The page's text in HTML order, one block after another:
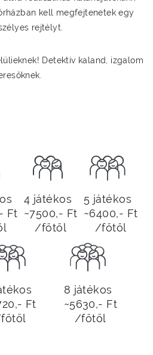
kell megfejtenetek egy
rejtélyt.
Detektív kaland, izgalom
Ft
4 játékos
~7500,- Ft
/főtől
5 játékos
~6400,- Ft
/főtől
Ft
8 játékos
~5630,- Ft
/főtől